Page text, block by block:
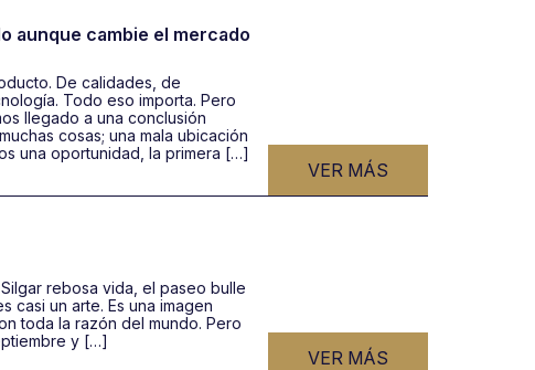
aunque cambie el mercado
De calidades, de
Todo eso importa. Pero
llegado a una conclusión
cosas; una mala ubicación
una oportunidad, la primera […]
VER MÁS
rebosa vida, el paseo bulle
casi un arte. Es una imagen
toda la razón del mundo. Pero
y […]
VER MÁS